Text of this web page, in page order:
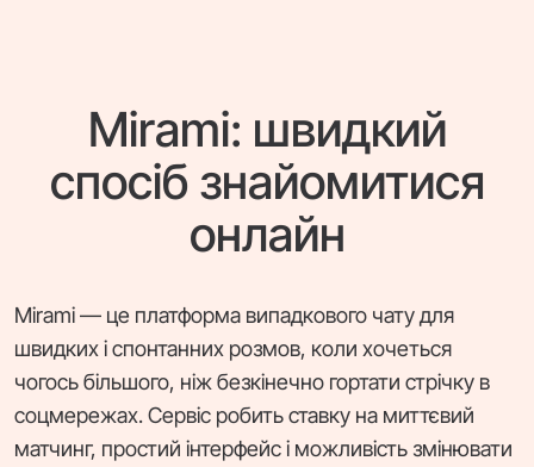
Mirami: швидкий
спосіб знайомитися
онлайн
Mirami — це платформа випадкового чату для
швидких і спонтанних розмов, коли хочеться
чогось більшого, ніж безкінечно гортати стрічку в
соцмережах. Сервіс робить ставку на миттєвий
матчинг, простий інтерфейс і можливість змінювати